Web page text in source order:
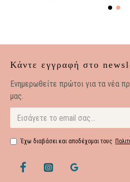
Κάντε εγγραφή στο
Eνημερωθείτε πρώτοι για τα νέα
μας.
Έχω διαβάσει και αποδέχομαι τους